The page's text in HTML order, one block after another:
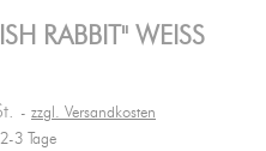
RABBIT" WEISS
zzgl. Versandkosten
3 Tage